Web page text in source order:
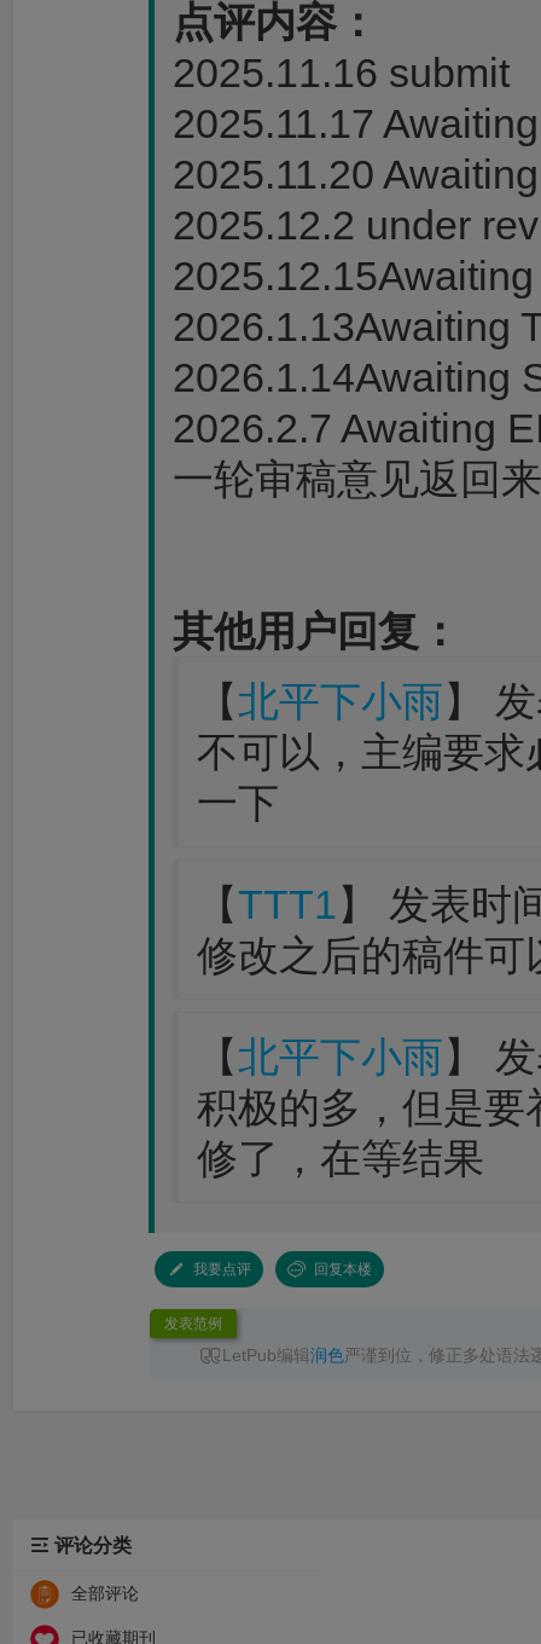
点评内容：
2025.11.16 submit
2025.11.17
2025.11.20
2025.12.2 under
2026.1.13Awaiting
2026.1.14Awaiting
2026.2.7 Awaiting
一轮审稿意见返回
其他用户回复：
【北平下小雨】
不可以，主编要
一下
【TTT1 】 发表时
修改之后的稿件
【北平下小雨】
积极的多，但是
修了，在等结果
我要点评 回复本楼
发表范例
LetPub编辑润色严谨到位，修正多处语法
评论分类
全部评论
已收藏期刊